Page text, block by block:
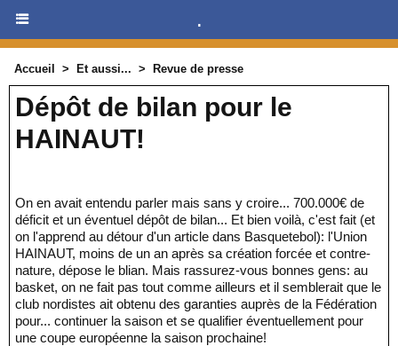
.
Accueil > Et aussi... > Revue de presse
Dépôt de bilan pour le
HAINAUT!
On en avait entendu parler mais sans y croire... 700.000€ de
déficit et un éventuel dépôt de bilan... Et bien voilà, c'est fait (et
on l'apprend au détour d'un article dans Basquetebol): l'Union
HAINAUT, moins de un an après sa création forcée et contre-
nature, dépose le blian. Mais rassurez-vous bonnes gens: au
basket, on ne fait pas tout comme ailleurs et il semblerait que le
club nordistes ait obtenu des garanties auprès de la Fédération
pour... continuer la saison et se qualifier éventuellement pour
une coupe européenne la saison prochaine!